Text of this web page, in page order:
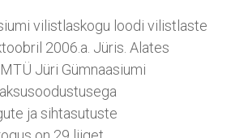
vilistlaskogu loodi vilistlaste
2006.a. Jüris. Alates
Jüri Gümnaasiumi
ja sihtasutuste